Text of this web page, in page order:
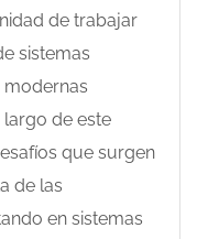
de trabajar
sistemas
largo de este
que surgen
de las
en sistemas